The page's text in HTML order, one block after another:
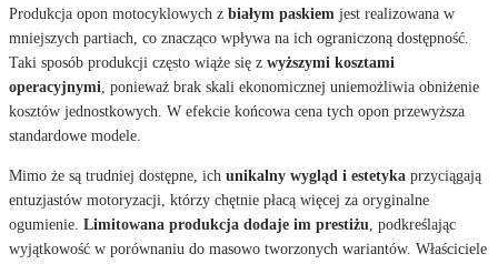
Produkcja opon motocyklowych z białym paskiem jest realizowana w
mniejszych partiach, co znacząco wpływa na ich ograniczoną dostępność.
Taki sposób produkcji często wiąże się z wyższymi kosztami
operacyjnymi , ponieważ brak skali ekonomicznej uniemożliwia obniżenie
kosztów jednostkowych. W efekcie końcowa cena tych opon przewyższa
standardowe modele.
Mimo że są trudniej dostępne, ich unikalny wygląd i estetyka przyciągają
entuzjastów motoryzacji, którzy chętnie płacą więcej za oryginalne
ogumienie. Limitowana produkcja dodaje im prestiżu , podkreślając
wyjątkowość w porównaniu do masowo tworzonych wariantów. Właściciele